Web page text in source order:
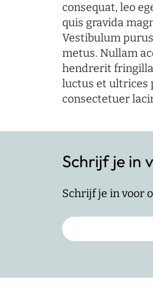
consequat, leo
quis gravida
Vestibulum
metus. Nullam
hendrerit
luctus et ultrices
consectetuer
Schrijf je in
Schrijf je in voor